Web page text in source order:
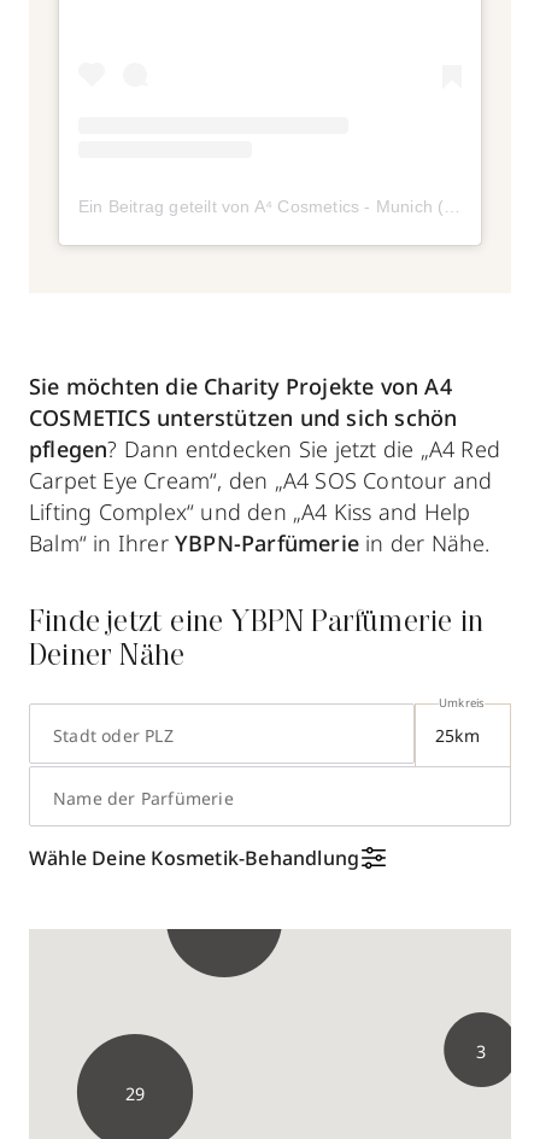
Sie möchten die Charity Projekte von A4
COSMETICS unterstützen und sich schön
pflegen? Dann entdecken Sie jetzt die „A4 Red
Carpet Eye Cream“, den „A4 SOS Contour and
Lifting Complex“ und den „A4 Kiss and Help
Balm“ in Ihrer YBPN-Parfümerie in der Nähe.
Finde jetzt eine YBPN Parfümerie in
Deiner Nähe
Stadt oder PLZ
Umkreis
Name der Parfümerie
Wähle Deine Kosmetik-Behandlung
29
3